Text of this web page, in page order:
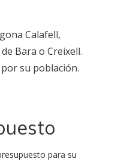
Calafell,
Bara o Creixell.
su población.
para su